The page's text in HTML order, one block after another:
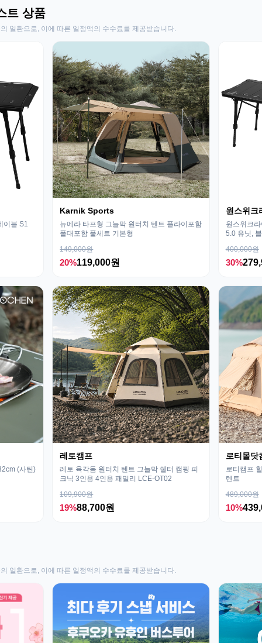
트 상품
일환으로, 이에 따른 일정액의 수수료를 제공받습니다.
이블 S1
Karnik Sports
뉴에라 타프형 그늘막 원터치 텐트 플라이포함
폴대포함 풀세트 기본형
149,000원
20%119,000원
원스위크
원스위크
5.0 유닛,
400,000원
30%
(사틴)
레토캠프
레토 육각돔 원터치 텐트 그늘막 쉘터 캠핑 피
크닉 3인용 4인용 패밀리 LCE-OT02
109,900원
19%88,700원
로티몰닷
로티캠프
텐트
489,000원
10%
일환으로, 이에 따른 일정액의 수수료를 제공받습니다.